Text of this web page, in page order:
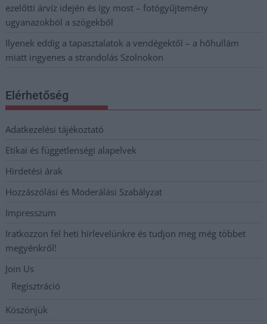
ezelőtti árvíz idején és így most – fotógyűjtemény
ugyanazokból a szögekből
Ilyenek eddig a tapasztalatok a vendégektől – a hőhullám
miatt ingyenes a strandolás Szolnokon
Elérhetőség
Adatkezelési tájékoztató
Etikai és függetlenségi alapelvek
Hirdetési árak
Hozzászólási és Moderálási Szabályzat
Impresszum
Iratkozzon fel heti hírlevelünkre és tudjon meg még többet
megyénkről!
Join Us
Regisztráció
Köszönjük